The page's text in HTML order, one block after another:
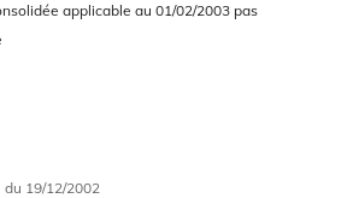
applicable au 01/02/2003 pas
du 19/12/2002